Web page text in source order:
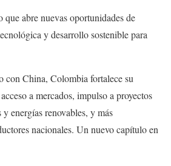
que abre nuevas oportunidades de
y desarrollo sostenible para
con China, Colombia fortalece su
a mercados, impulso a proyectos
energías renovables, y más
nacionales. Un nuevo capítulo en